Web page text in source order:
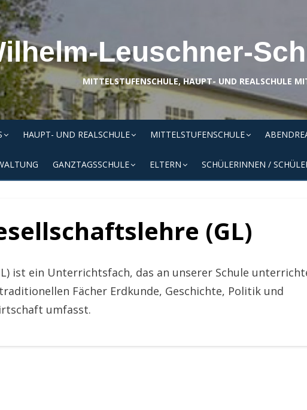
Leuschner-
MITTELSTUFENSCHULE, HAUPT- UND REALSCHULE
HAUPT- UND REALSCHULE MITTELSTUFENSCHULE
GANZTAGSSCHULE ELTERN SCHÜLERINNEN /
(GL)
ist ein Unterrichtsfach, das an unserer Schule
Fächer Erdkunde, Geschichte, Politik und
umfasst.